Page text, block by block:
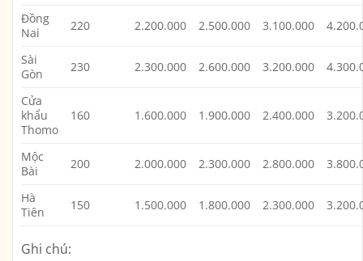
Đồng
Nai
220 2.200.000 2.500.000 3.100.000
Sài
Gòn
230 2.300.000 2.600.000 3.200.000
Cửa
khẩu
Thomo
160 1.600.000 1.900.000 2.400.000
Mộc
Bài
200 2.000.000 2.300.000 2.800.000
Hà
Tiên
150 1.500.000 1.800.000 2.300.000
Ghi chú: